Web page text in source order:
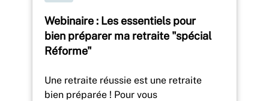
Webinaire : Les essentiels pour
bien préparer ma retraite "spécial
Réforme"
Une retraite réussie est une retraite
bien préparée ! Pour vous